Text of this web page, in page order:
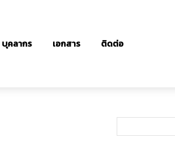
บุคลากร เอกสาร ติดต่อ